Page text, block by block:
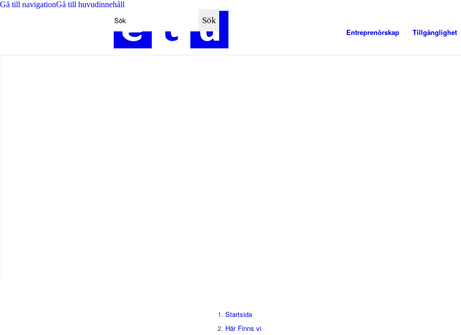
Entreprenörskap Tillgänglighet
Ange sökord
Startsida
Här Finns vi